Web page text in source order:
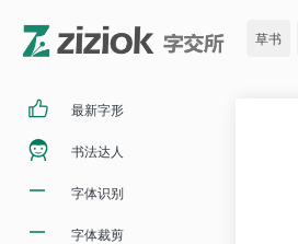
草书
最新字形
书法达人
字体识别
字体裁剪